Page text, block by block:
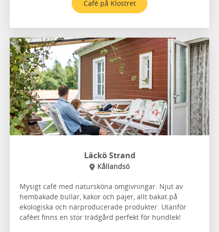
Café på Klostret
Läckö Strand
Kållandsö
Mysigt café med natursköna omgivningar. Njut av
hembakade bullar, kakor och pajer, allt bakat på
ekologiska och närproducerade produkter. Utanför
caféet finns en stor trädgård perfekt för hundlek!